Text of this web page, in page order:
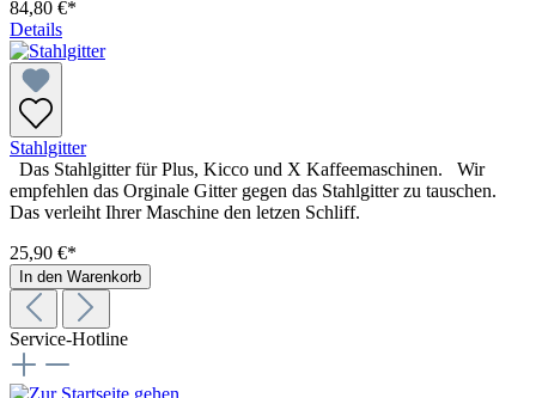
84,80 €*
Details
Stahlgitter
Das Stahlgitter für Plus, Kicco und X Kaffeemaschinen. Wir
empfehlen das Orginale Gitter gegen das Stahlgitter zu tauschen.
Das verleiht Ihrer Maschine den letzen Schliff.
25,90 €*
In den Warenkorb
Service-Hotline